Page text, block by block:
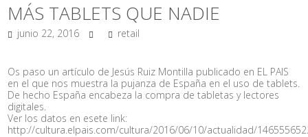
MÁS TABLETS QUE NADIE
junio 22, 2016 retail
Os paso un artículo de Jesús Ruiz Montilla publicado en EL PAIS
en el que nos muestra la pujanza de España en el uso de tablets.
De hecho España encabeza la compra de tabletas y lectores
digitales.
Ver los datos en esete link:
http://cultura.elpais.com/cultura/2016/06/10/actualidad/